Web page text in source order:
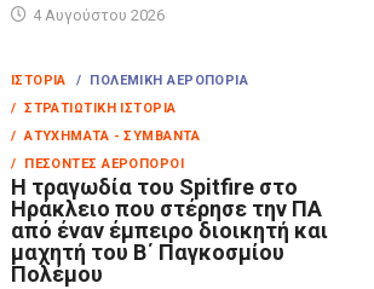
4 Αυγούστου 2026
ΙΣΤΟΡΊΑ
/ ΠΟΛΕΜΙΚΉ ΑΕΡΟΠΟΡΊΑ
/ ΣΤΡΑΤΙΩΤΙΚΉ ΙΣΤΟΡΊΑ
/ ΑΤΥΧΉΜΑΤΑ - ΣΥΜΒΆΝΤΑ
/ ΠΕΣΌΝΤΕΣ ΑΕΡΟΠΌΡΟΙ
Η τραγωδία του Spitfire στο
Ηράκλειο που στέρησε την ΠΑ
από έναν έμπειρο διοικητή και
μαχητή του Β΄ Παγκοσμίου
Πολέμου